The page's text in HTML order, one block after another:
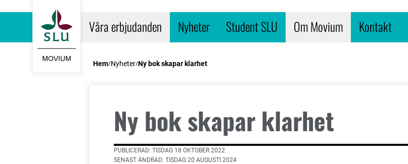
Gå till startsidan
Våra erbjudanden Nyheter Student SLU Om Movium Kontakt
Hem Nyheter Ny bok skapar klarhet
Ny bok skapar klarhet
PUBLICERAD: TISDAG 18 OKTOBER 2022
SENAST ÄNDRAD: TISDAG 20 AUGUSTI 2024